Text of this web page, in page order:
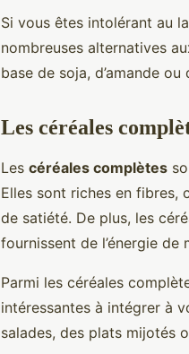
Si vous êtes intolérant au
nombreuses alternatives
base de soja, d’amande
Les céréales
Les céréales complètes
Elles sont riches en fibres,
de satiété. De plus, les
fournissent de l’énergie
Parmi les céréales
intéressantes à intégrer à
salades, des plats mijotés